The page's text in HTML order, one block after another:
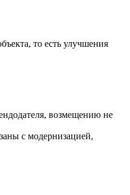
то есть улучшения
возмещению не
с модернизацией,